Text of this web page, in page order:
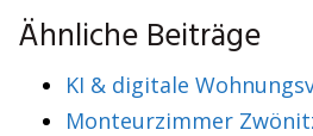
Ähnliche Beiträge
KI & digitale
Monteurzimmer